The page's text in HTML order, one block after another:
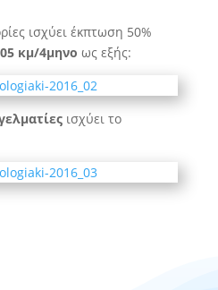
ισχύει έκπτωση 50%
κμ/4μηνο ως εξής:
ισχύει το